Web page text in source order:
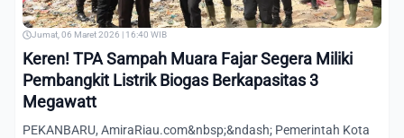
Jumat, 06 Maret 2026 | 16:40 WIB
Keren! TPA Sampah Muara Fajar Segera Miliki
Pembangkit Listrik Biogas Berkapasitas 3
Megawatt
PEKANBARU, AmiraRiau.com&nbsp;&ndash; Pemerintah Kota